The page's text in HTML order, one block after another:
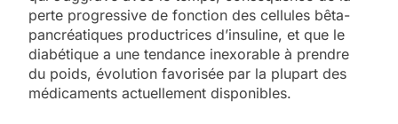
perte progressive de fonction des cellules bêta-
pancréatiques productrices d’insuline, et que le
diabétique a une tendance inexorable à prendre
du poids, évolution favorisée par la plupart des
médicaments actuellement disponibles.